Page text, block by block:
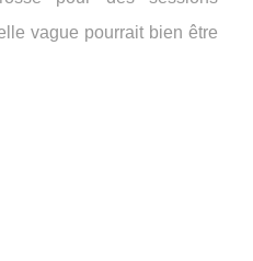
vague pourrait bien être